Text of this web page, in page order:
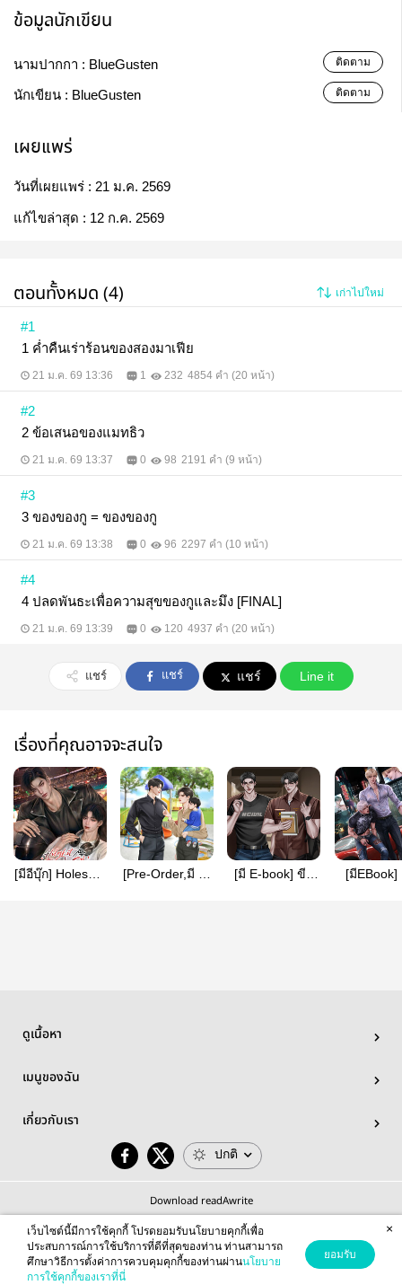
ข้อมูลนักเขียน
นามปากกา : BlueGusten ติดตาม
นักเขียน : BlueGusten ติดตาม
เผยแพร่
วันที่เผยแพร่ : 21 ม.ค. 2569
แก้ไขล่าสุด : 12 ก.ค. 2569
ตอนทั้งหมด (4) เก่าไปใหม่
#1
1 ค่ำคืนเร่าร้อนของสองมาเฟีย
21 ม.ค. 69 13:36 1 232 4854 คำ (20 หน้า)
#2
2 ข้อเสนอของแมทธิว
21 ม.ค. 69 13:37 0 98 2191 คำ (9 หน้า)
#3
3 ของของกู = ของของกู
21 ม.ค. 69 13:38 0 96 2297 คำ (10 หน้า)
#4
4 ปลดพันธะเพื่อความสุขของกูและมึง [FINAL]
21 ม.ค. 69 13:39 0 120 4937 คำ (20 หน้า)
แชร์ แชร์ แชร์ Line it
เรื่องที่คุณอาจจะสนใจ
[มีอีบุ๊ก] Holeshot
[Pre-Order,มี E-
[มี E-book] ขีด
[มีEBook]
ดูเนื้อหา
เมนูของฉัน
เกี่ยวกับเรา
ปกติ
Download readAwrite
© 2026 readAwrite.com by MEB Corporation Public Company Limited
This site is protected by reCAPTCHA and the Google
เว็บไซต์นี้มีการใช้คุกกี้ โปรดยอมรับนโยบายคุกกี้เพื่อ
ประสบการณ์การใช้บริการที่ดีที่สุดของท่าน ท่านสามารถ
ศึกษาวิธีการตั้งค่าการควบคุมคุกกี้ของท่านผ่านนโยบาย
การใช้คุกกี้ของเราที่นี่
ยอมรับ
×